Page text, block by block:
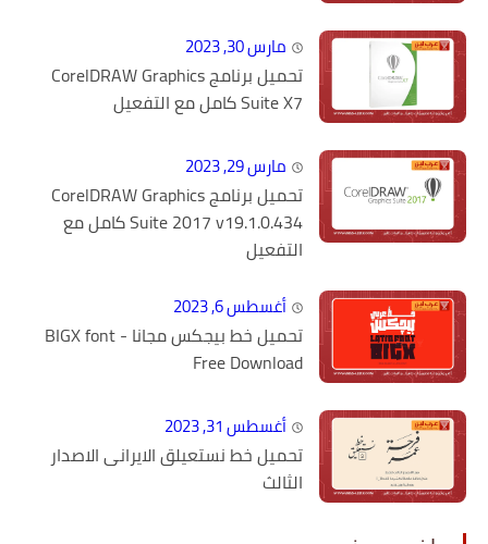
مارس 30, 2023
تحميل برنامج CorelDRAW Graphics
Suite X7 كامل مع التفعيل
مارس 29, 2023
تحميل برنامج CorelDRAW Graphics
Suite 2017 v19.1.0.434 كامل مع
التفعيل
أغسطس 6, 2023
تحميل خط بيجكس مجانا - BIGX font
Free Download
أغسطس 31, 2023
تحميل خط نستعيلق الايرانى الاصدار
الثالث